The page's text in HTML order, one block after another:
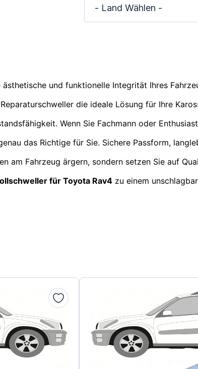
- Land Wählen -
und funktionelle Integrität Ihres
die ideale Lösung für Ihre
Wenn Sie Fachmann oder
das Richtige für Sie. Sichere Passform,
am Fahrzeug ärgern, sondern setzen Sie auf
für Toyota Rav4 zu einem